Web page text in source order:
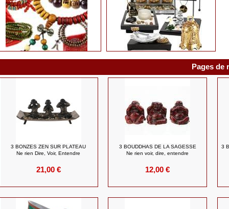
Pages de
3 BONZES ZEN SUR PLATEAU
Ne rien Dire, Voir, Entendre
21,00 €
3 BOUDDHAS DE LA SAGESSE
Ne rien voir, dire, entendre
12,00 €
3